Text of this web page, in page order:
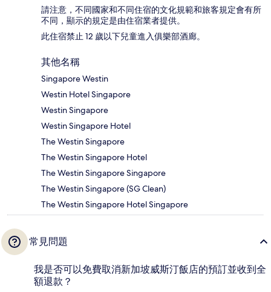
請注意，不同國家和不同住宿的文化規範和旅客規定會有所
不同，顯示的規定是由住宿業者提供。
此住宿禁止 12 歲以下兒童進入俱樂部酒廊。
其他名稱
Singapore Westin
Westin Hotel Singapore
Westin Singapore
Westin Singapore Hotel
The Westin Singapore
The Westin Singapore Hotel
The Westin Singapore Singapore
The Westin Singapore (SG Clean)
The Westin Singapore Hotel Singapore
常見問題
我是否可以免費取消新加坡威斯汀飯店的預訂並收到全
額退款？